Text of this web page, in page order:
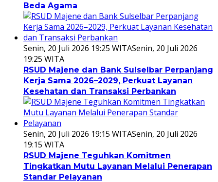
Beda Agama
Senin, 20 Juli 2026 19:25 WITASenin, 20 Juli 2026
19:25 WITA
RSUD Majene dan Bank Sulselbar Perpanjang
Kerja Sama 2026–2029, Perkuat Layanan
Kesehatan dan Transaksi Perbankan
Senin, 20 Juli 2026 19:15 WITASenin, 20 Juli 2026
19:15 WITA
RSUD Majene Teguhkan Komitmen
Tingkatkan Mutu Layanan Melalui Penerapan
Standar Pelayanan